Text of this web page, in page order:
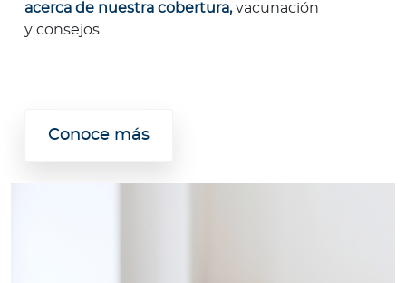
acerca de nuestra cobertura,vacunación
y consejos.
Conoce más